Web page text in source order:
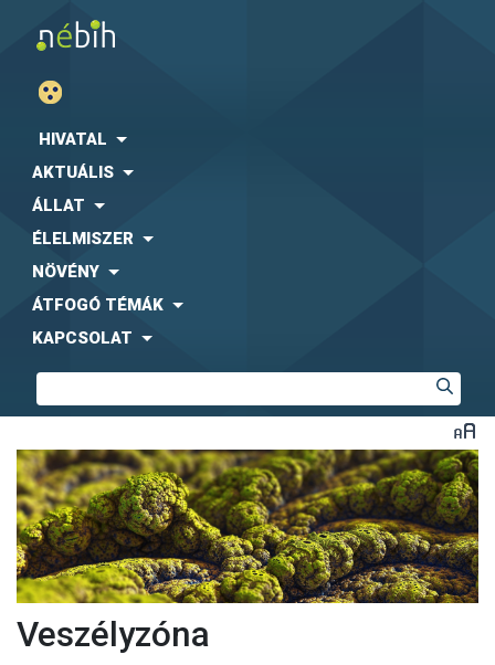
HIVATAL
AKTUÁLIS
ÁLLAT
ÉLELMISZER
NÖVÉNY
ÁTFOGÓ TÉMÁK
KAPCSOLAT
Veszélyzóna